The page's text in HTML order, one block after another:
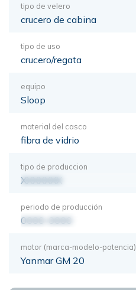
tipo de velero
crucero de cabina
tipo de uso
crucero/regata
equipo
Sloop
material del casco
fibra de vidrio
tipo de produccion
XXXXXXX
periodo de producción
0000-0000
motor (marca-modelo-potencia)
Yanmar GM 20